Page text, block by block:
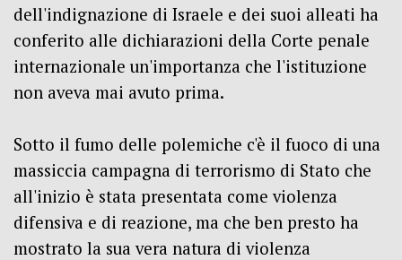
dell'indignazione di Israele e dei suoi alleati ha
conferito alle dichiarazioni della Corte penale
internazionale un'importanza che l'istituzione
non aveva mai avuto prima.
Sotto il fumo delle polemiche c'è il fuoco di una
massiccia campagna di terrorismo di Stato che
all'inizio è stata presentata come violenza
difensiva e di reazione, ma che ben presto ha
mostrato la sua vera natura di violenza